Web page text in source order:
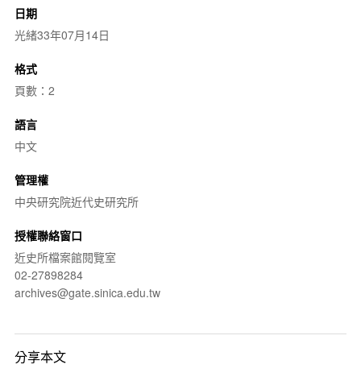
日期
光緒33年07月14日
格式
頁數：2
語言
中文
管理權
中央研究院近代史研究所
授權聯絡窗口
近史所檔案館閱覽室
02-27898284
archives@gate.sinica.edu.tw
分享本文